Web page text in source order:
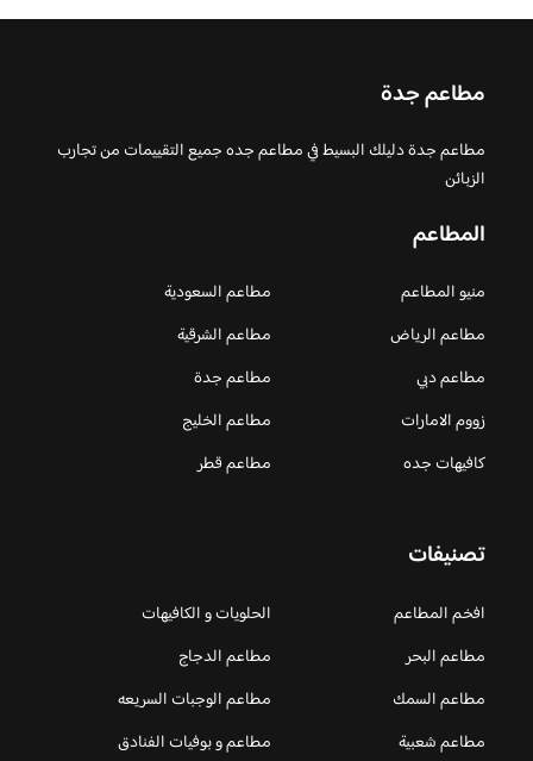
مطاعم جدة
مطاعم جدة دليلك البسيط في مطاعم جده جميع التقييمات من تجارب
الزبائن
المطاعم
منيو المطاعم
مطاعم السعودية
مطاعم الرياض
مطاعم الشرقية
مطاعم دبي
مطاعم جدة
زووم الامارات
مطاعم الخليج
كافيهات جده
مطاعم قطر
تصنيفات
افخم المطاعم
الحلويات و الكافيهات ‎
مطاعم البحر
مطاعم الدجاج
مطاعم السمك
مطاعم الوجبات السريعه
مطاعم شعبية
مطاعم و بوفيات الفنادق